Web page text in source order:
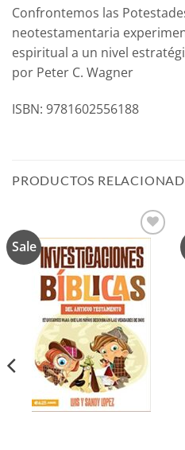
Confrontemos las
neotestamentaria
espiritual a un nivel
por Peter C. Wagner
ISBN: 9781602556188
PRODUCTOS
Sale
Añadir
a la
lista de
deseos